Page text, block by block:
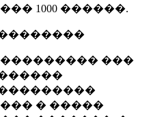
1000 ������.
���
� �����